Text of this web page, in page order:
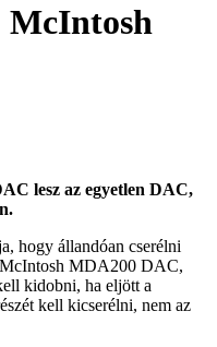
McIntosh
lesz az egyetlen DAC,
hogy állandóan cserélni
MDA200 DAC,
kidobni, ha eljött a
kell kicserélni, nem az